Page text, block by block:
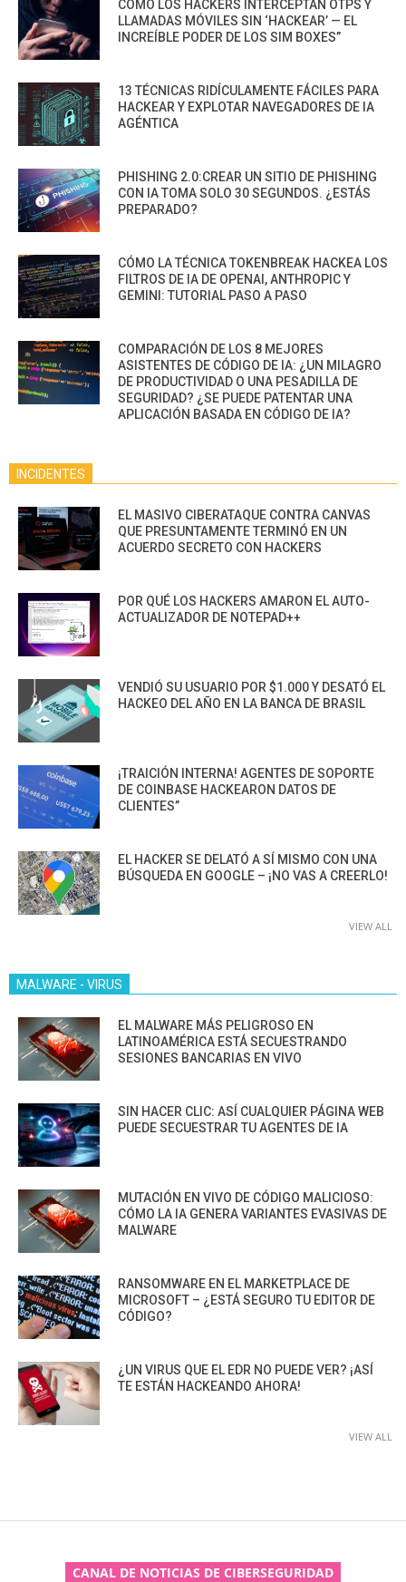
CÓMO LOS HACKERS INTERCEPTAN OTPS Y
LLAMADAS MÓVILES SIN ‘HACKEAR’ — EL
INCREÍBLE PODER DE LOS SIM BOXES”
13 TÉCNICAS RIDÍCULAMENTE FÁCILES PARA
HACKEAR Y EXPLOTAR NAVEGADORES DE IA
AGÉNTICA
PHISHING 2.0:CREAR UN SITIO DE PHISHING
CON IA TOMA SOLO 30 SEGUNDOS. ¿ESTÁS
PREPARADO?
CÓMO LA TÉCNICA TOKENBREAK HACKEA LOS
FILTROS DE IA DE OPENAI, ANTHROPIC Y
GEMINI: TUTORIAL PASO A PASO
COMPARACIÓN DE LOS 8 MEJORES
ASISTENTES DE CÓDIGO DE IA: ¿UN MILAGRO
DE PRODUCTIVIDAD O UNA PESADILLA DE
SEGURIDAD? ¿SE PUEDE PATENTAR UNA
APLICACIÓN BASADA EN CÓDIGO DE IA?
INCIDENTES
EL MASIVO CIBERATAQUE CONTRA CANVAS
QUE PRESUNTAMENTE TERMINÓ EN UN
ACUERDO SECRETO CON HACKERS
POR QUÉ LOS HACKERS AMARON EL AUTO-
ACTUALIZADOR DE NOTEPAD++
VENDIÓ SU USUARIO POR $1.000 Y DESATÓ EL
HACKEO DEL AÑO EN LA BANCA DE BRASIL
¡TRAICIÓN INTERNA! AGENTES DE SOPORTE
DE COINBASE HACKEARON DATOS DE
CLIENTES”
EL HACKER SE DELATÓ A SÍ MISMO CON UNA
BÚSQUEDA EN GOOGLE – ¡NO VAS A CREERLO!
VIEW ALL
MALWARE - VIRUS
EL MALWARE MÁS PELIGROSO EN
LATINOAMÉRICA ESTÁ SECUESTRANDO
SESIONES BANCARIAS EN VIVO
SIN HACER CLIC: ASÍ CUALQUIER PÁGINA WEB
PUEDE SECUESTRAR TU AGENTES DE IA
MUTACIÓN EN VIVO DE CÓDIGO MALICIOSO:
CÓMO LA IA GENERA VARIANTES EVASIVAS DE
MALWARE
RANSOMWARE EN EL MARKETPLACE DE
MICROSOFT – ¿ESTÁ SEGURO TU EDITOR DE
CÓDIGO?
¿UN VIRUS QUE EL EDR NO PUEDE VER? ¡ASÍ
TE ESTÁN HACKEANDO AHORA!
VIEW ALL
CANAL DE NOTICIAS DE CIBERSEGURIDAD